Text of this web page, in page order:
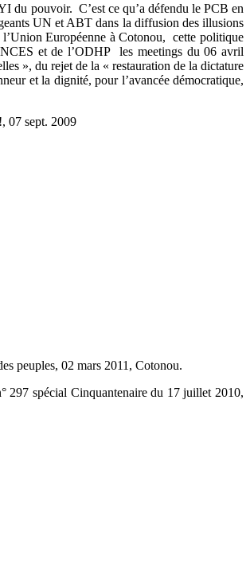
du pouvoir. C’est ce qu’a défendu le PCB en
UN et ABT dans la diffusion des illusions
l’Union Européenne à Cotonou, cette politique
et de l’ODHP les meetings du 06 avril
», du rejet de la « restauration de la dictature
et la dignité, pour l’avancée démocratique,
07 sept. 2009
peuples, 02 mars 2011, Cotonou.
297 spécial Cinquantenaire du 17 juillet 2010,